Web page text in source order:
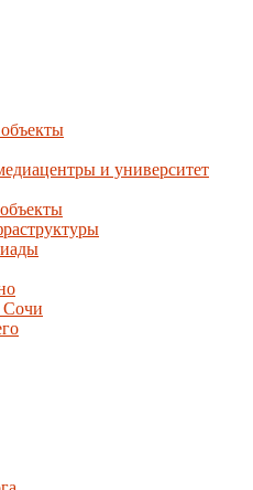
и университет
Сочи